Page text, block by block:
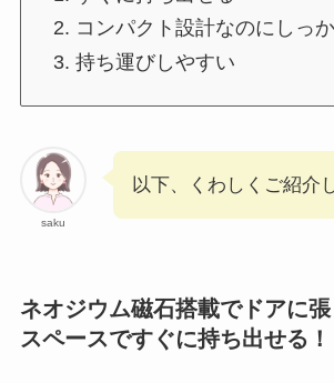
コンパクト設計なのにしっ
持ち運びしやすい
saku
以下、くわしくご紹介
ネオジウム磁石搭載でドアに
スペースですぐに持ち出せる！